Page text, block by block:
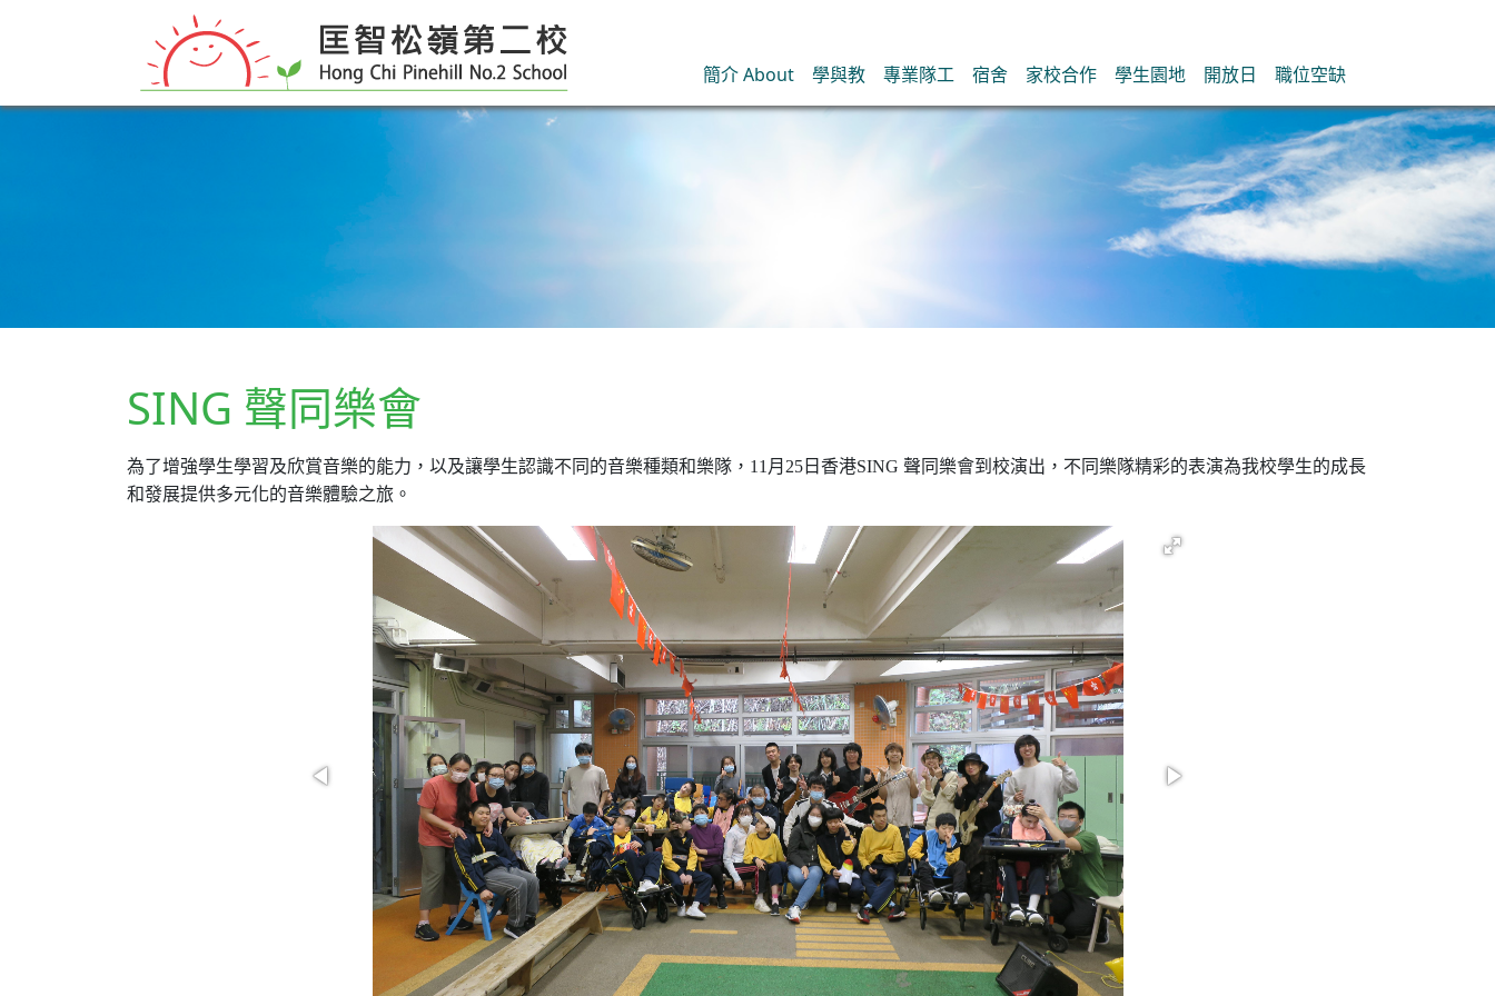
簡介 About 學與教 專業隊工 宿舍 家校合作 學生園地 開放日 職位空缺
SING 聲同樂會
為了增強學生學習及欣賞音樂的能力，以及讓學生認識不同的音樂種類和樂隊，11月25日香港SING 聲同樂會到校演出，不同樂隊精彩的表演為我校學生的成長
和發展提供多元化的音樂體驗之旅。